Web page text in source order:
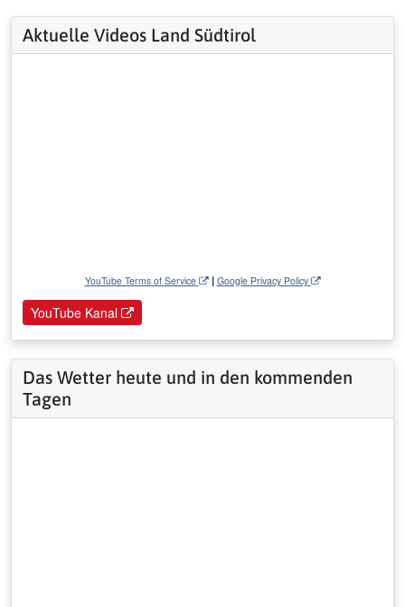
Aktuelle Videos Land Südtirol
YouTube Terms of Service | Google Privacy Policy
YouTube Kanal
Das Wetter heute und in den kommenden
Tagen